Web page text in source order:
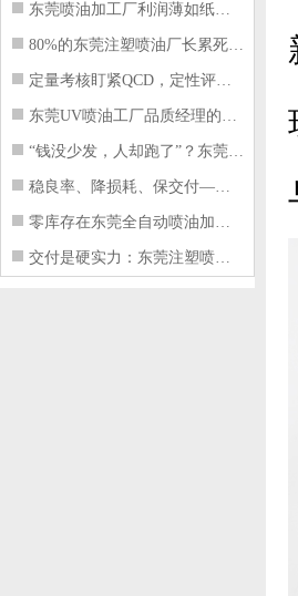
东莞喷油加工厂利润薄如纸？这四项基本
80%的东莞注塑喷油厂长累死累活，利
定量考核盯紧QCD，定性评价看好配合
东莞UV喷油工厂品质经理的四项核心管
“钱没少发，人却跑了”？东莞注塑喷油
稳良率、降损耗、保交付——东莞这家U
零库存在东莞全自动喷油加工厂不可行的
交付是硬实力：东莞注塑喷油厂如何用齐